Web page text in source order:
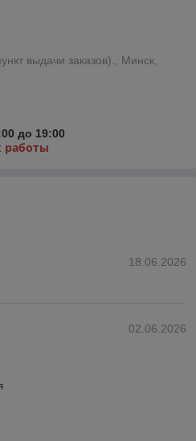
выдачи заказов)., Минск,
до 19:00
работы
18.06.2026
02.06.2026